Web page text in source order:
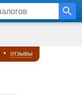
• отзывы